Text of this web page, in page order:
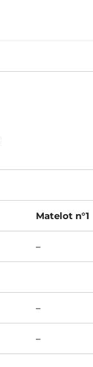
Matelot n°1
–
–
–